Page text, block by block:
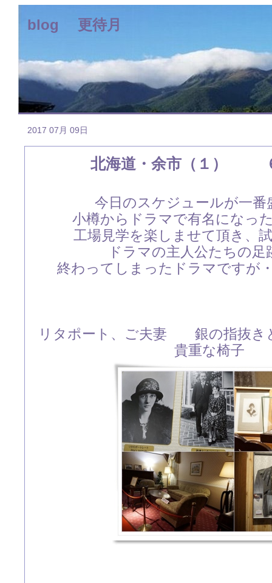
blog 更待月
2017 07月 09日
北海道・余市（１）
今日のスケジュールが一番
小樽からドラマで有名になっ
工場見学を楽しませて頂き、
ドラマの主人公たちの
終わってしまったドラマですが
リタポート、ご夫妻 銀の指抜
貴重な椅子